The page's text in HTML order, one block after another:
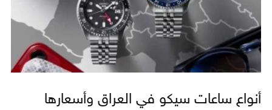
أنواع ساعات سيكو في العراق وأسعارها